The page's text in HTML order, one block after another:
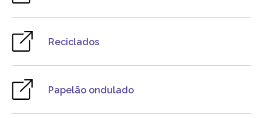
Reciclados
Papelão ondulado